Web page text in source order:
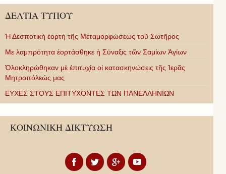
ΔΕΛΤΙΑ ΤΥΠΟΥ
Ἡ Δεσποτική ἑορτή τῆς Μεταμορφώσεως τοῦ Σωτῆρος
Με λαμπρότητα ἑορτάσθηκε ἡ Σύναξις τῶν Σαμίων Ἁγίων
Ὁλοκληρώθηκαν μὲ ἐπιτυχία οἱ κατασκηνώσεις τῆς Ἱερᾶς
Μητροπόλεώς μας
ΕΥΧΕΣ ΣΤΟΥΣ ΕΠΙΤΥΧΟΝΤΕΣ ΤΩΝ ΠΑΝΕΛΛΗΝΙΩΝ
ΚΟΙΝΩΝΙΚΗ ΔΙΚΤΥΩΣΗ